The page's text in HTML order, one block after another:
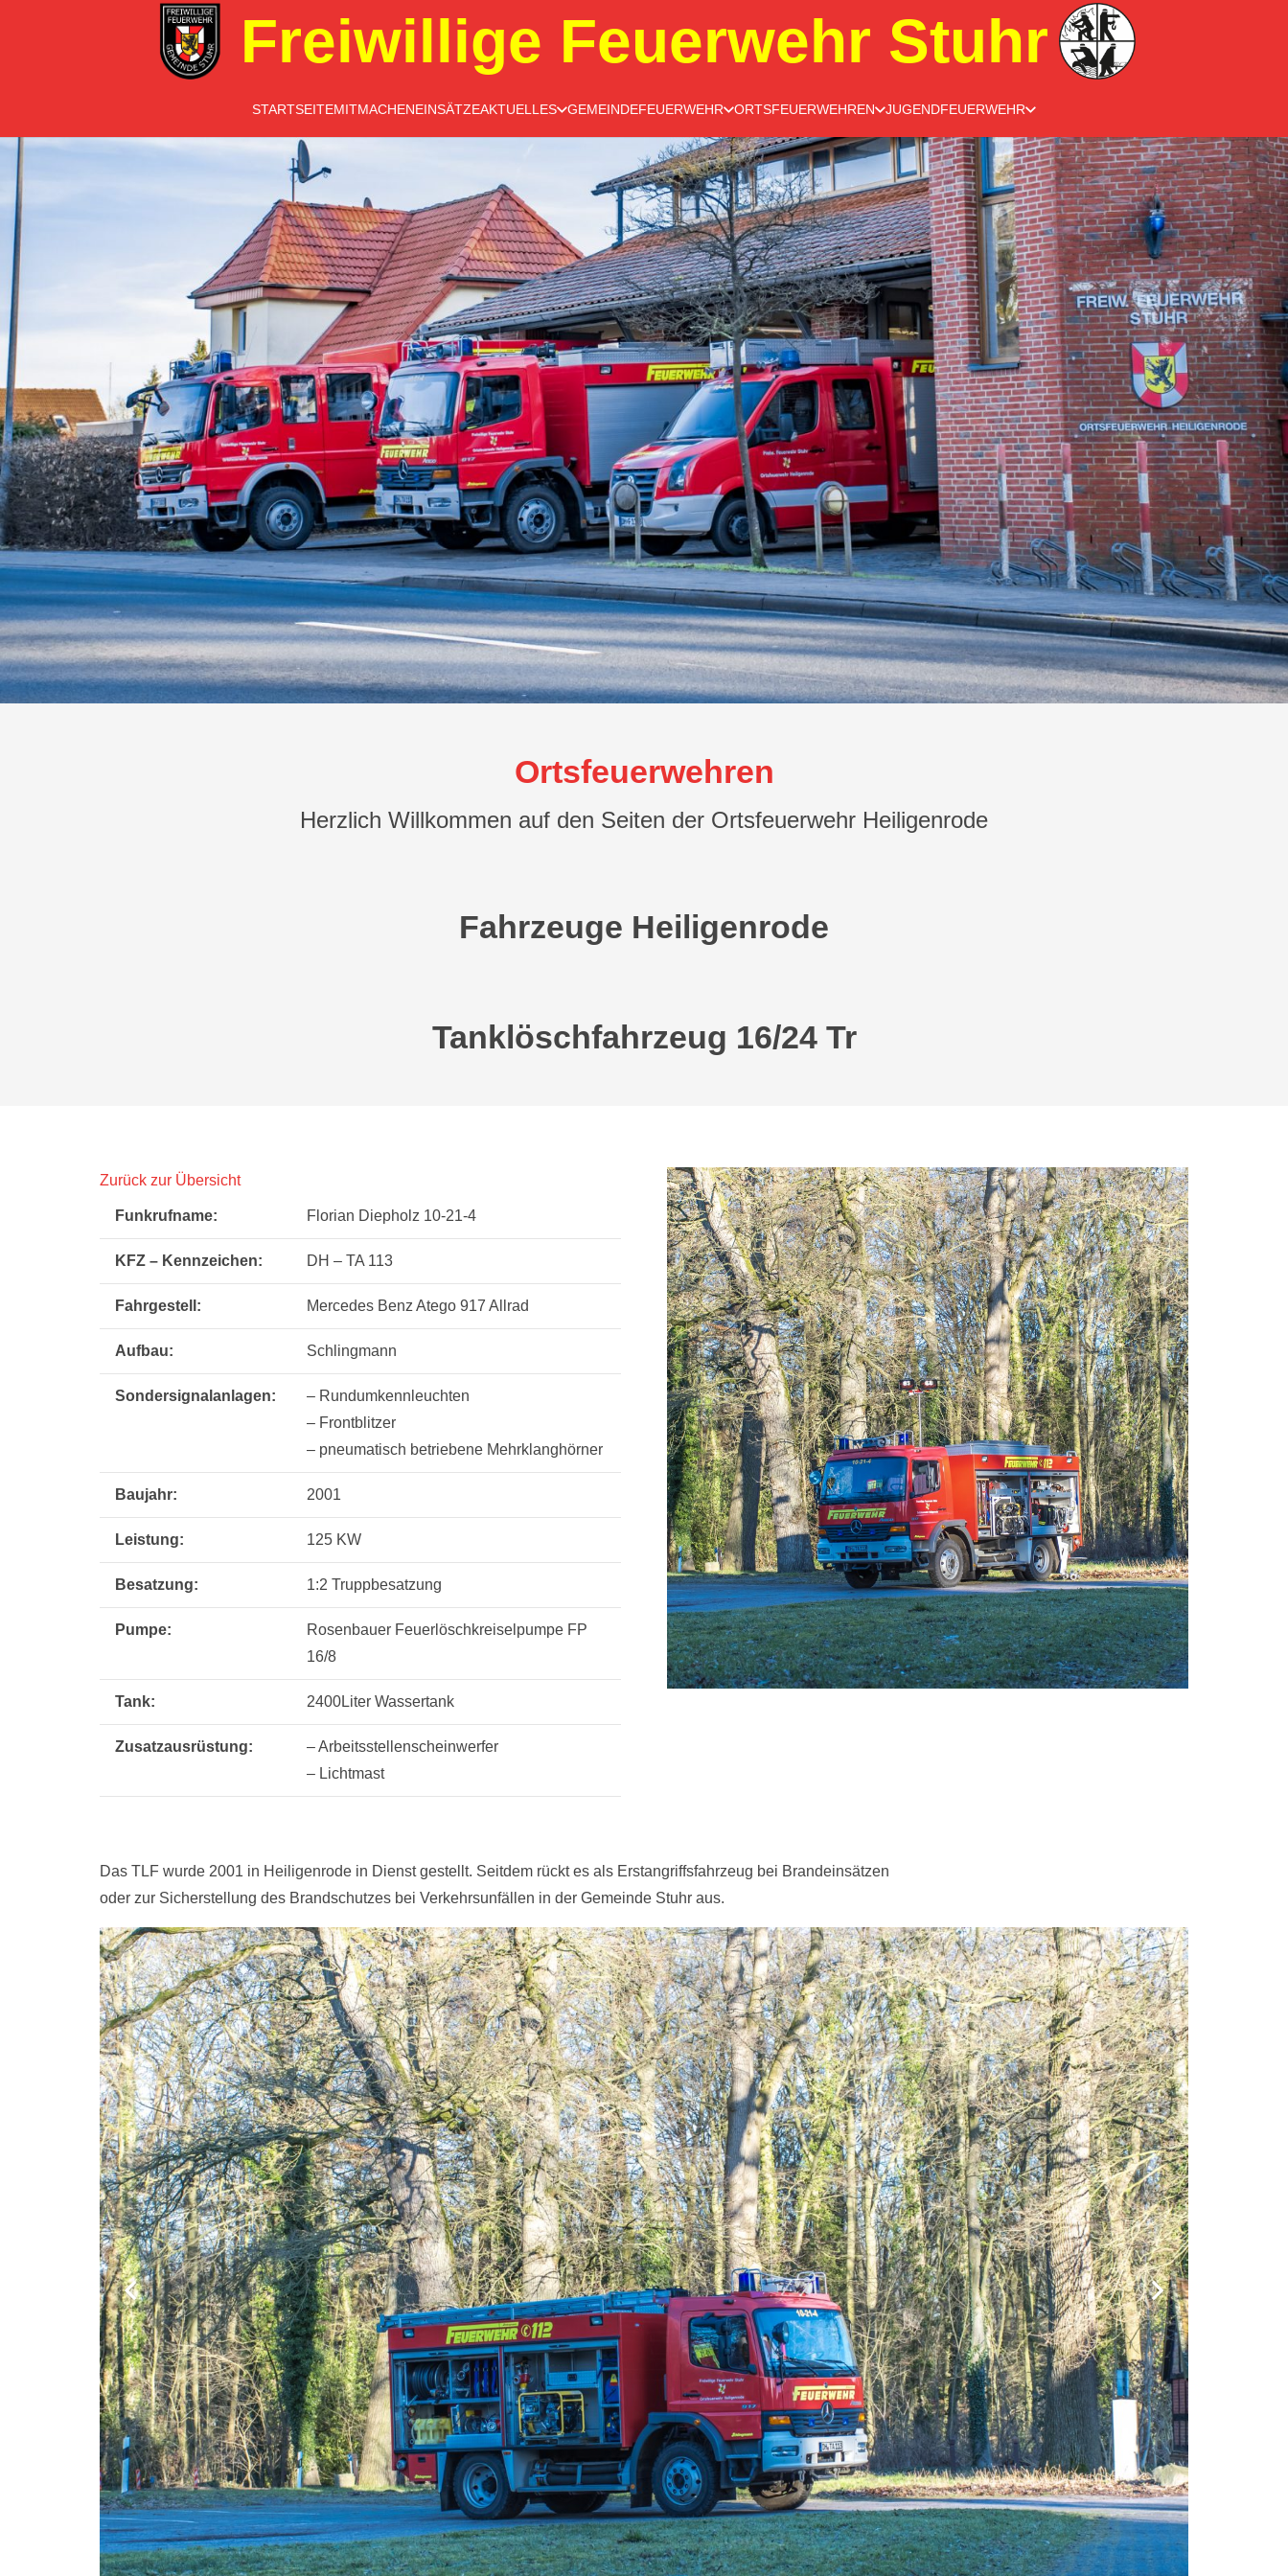
Freiwillige Feuerwehr Stuhr
STARTSEITEMITMACHENEINSÄTZEAKTUELLES GEMEINDEFEUERWEHR ORTSFEUERWEHREN JUGENDFEUERWEHR
Ortsfeuerwehren
Herzlich Willkommen auf den Seiten der Ortsfeuerwehr Heiligenrode
Fahrzeuge Heiligenrode
Tanklöschfahrzeug 16/24 Tr
Zurück zur Übersicht
Funkrufname: Florian Diepholz 10-21-4
KFZ – Kennzeichen: DH – TA 113
Fahrgestell: Mercedes Benz Atego 917 Allrad
Aufbau: Schlingmann
Sondersignalanlagen:
– Rundumkennleuchten
– Frontblitzer
– pneumatisch betriebene Mehrklanghörner
Baujahr: 2001
Leistung: 125 KW
Besatzung: 1:2 Truppbesatzung
Pumpe:
Rosenbauer Feuerlöschkreiselpumpe FP
16/8
Tank: 2400Liter Wassertank
Zusatzausrüstung:
– Arbeitsstellenscheinwerfer
– Lichtmast
Das TLF wurde 2001 in Heiligenrode in Dienst gestellt. Seitdem rückt es als Erstangriffsfahrzeug bei Brandeinsätzen
oder zur Sicherstellung des Brandschutzes bei Verkehrsunfällen in der Gemeinde Stuhr aus.